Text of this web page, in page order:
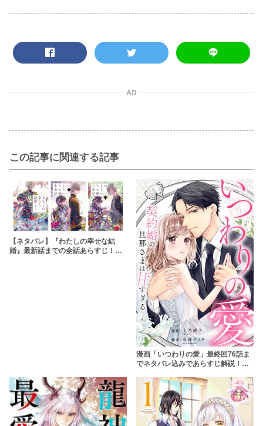
AD
この記事に関連する記事
【ネタバレ】『わたしの幸せな結
婚』最新話までの全話あらすじ！自
漫画「いつわりの愛」最終回76話ま
でネタバレ込みであらすじ解説！全